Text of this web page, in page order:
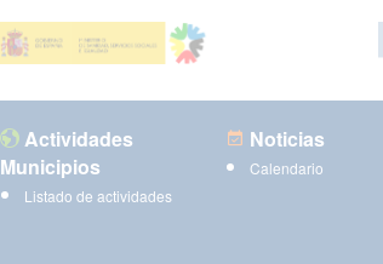
Actividades
Municipios
Listado de actividades
Noticias
Calendario